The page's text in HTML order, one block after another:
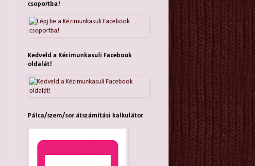
csoportba!
Kedveld a Kézimunkasuli Facebook
oldalát!
Pálca/szem/sor átszámítási kalkulátor